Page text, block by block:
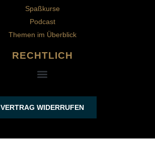
Spaßkurse
Podcast
Themen im Überblick
RECHTLICH
VERTRAG WIDERRUFEN